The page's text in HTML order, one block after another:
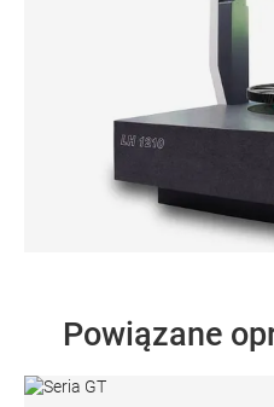
gramofonem
Powiązane